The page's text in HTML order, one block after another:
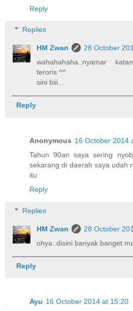
Reply
Replies
HM Zwan
28 October
wahahahaha..nyamar
teroris ^^
sini biii...
Reply
Anonymous 16 October 2014
Tahun 90an saya sering
sekarang di daerah saya udah
itu
Reply
Replies
HM Zwan
28 October
ohya..disini banyak banget
Reply
Ayu 16 October 2014 at 15:20